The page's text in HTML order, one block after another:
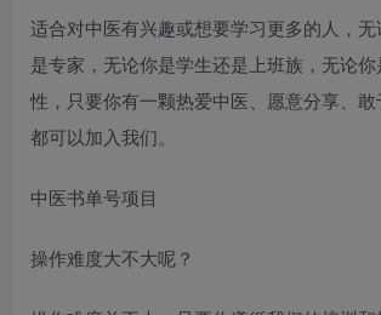
适合对中医有兴趣或想要学习更多的人，
是专家，无论你是学生还是上班族，无论
性，只要你有一颗热爱中医、愿意分享、
都可以加入我们。
中医书单号项目
操作难度大不大呢？